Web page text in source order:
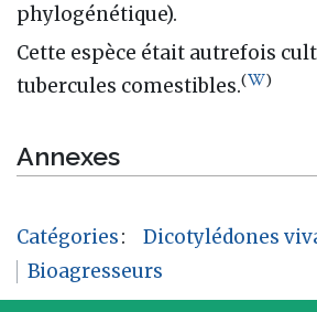
phylogénétique).
Cette espèce était autrefois
tubercules comestibles.( )
Annexes
Catégories:
Dicotylédones
Bioagresseurs